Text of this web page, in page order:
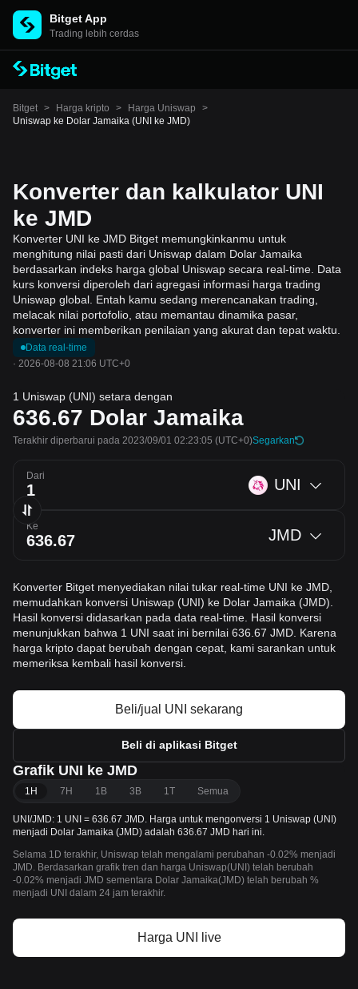
Bitget App
Trading lebih cerdas
Bitget > Harga kripto > Harga Uniswap
>
Uniswap ke Dolar Jamaika (UNI ke JMD)
Konverter dan kalkulator UNI
ke JMD
Konverter UNI ke JMD Bitget memungkinkanmu untuk
menghitung nilai pasti dari Uniswap dalam Dolar Jamaika
berdasarkan indeks harga global Uniswap secara real-time. Data
kurs konversi diperoleh dari agregasi informasi harga trading
Uniswap global. Entah kamu sedang merencanakan trading,
melacak nilai portofolio, atau memantau dinamika pasar,
konverter ini memberikan penilaian yang akurat dan tepat waktu.
Data real-time
· 2026-08-08 21:06 UTC+0
1 Uniswap (UNI) setara dengan
636.67 Dolar Jamaika
Terakhir diperbarui pada 2023/09/01 02:23:05 (UTC+0)Segarkan
Dari UNI
Ke JMD
Konverter Bitget menyediakan nilai tukar real-time UNI ke JMD,
memudahkan konversi Uniswap (UNI) ke Dolar Jamaika (JMD).
Hasil konversi didasarkan pada data real-time. Hasil konversi
menunjukkan bahwa 1 UNI saat ini bernilai 636.67 JMD. Karena
harga kripto dapat berubah dengan cepat, kami sarankan untuk
memeriksa kembali hasil konversi.
Beli/jual UNI sekarang
Beli di aplikasi Bitget
Grafik UNI ke JMD
1H 7H 1B 3B 1T Semua
UNI/JMD: 1 UNI = 636.67 JMD. Harga untuk mengonversi 1 Uniswap (UNI)
menjadi Dolar Jamaika (JMD) adalah 636.67 JMD hari ini.
Selama 1D terakhir, Uniswap telah mengalami perubahan -0.02% menjadi
JMD. Berdasarkan grafik tren dan harga Uniswap(UNI) telah berubah
-0.02% menjadi JMD sementara Dolar Jamaika(JMD) telah berubah %
menjadi UNI dalam 24 jam terakhir.
Harga UNI live